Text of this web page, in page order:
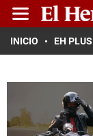
INICIO EH PLUS